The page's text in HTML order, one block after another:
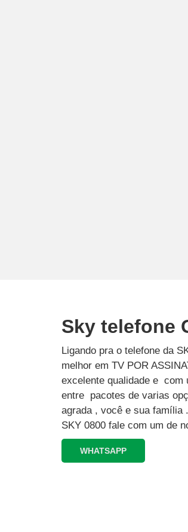
Sky telefone
Ligando pra o telefone da
melhor em TV POR
excelente qualidade e com
entre pacotes de varias
agrada , você e sua família
SKY 0800 fale com um de
WHATSAPP